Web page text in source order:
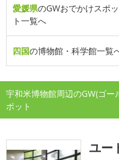
愛媛県のGWおでかけスポッ
ト一覧へ
四国の博物館・科学館一覧
宇和米博物館周辺のGW(ゴ
ポット
ユー